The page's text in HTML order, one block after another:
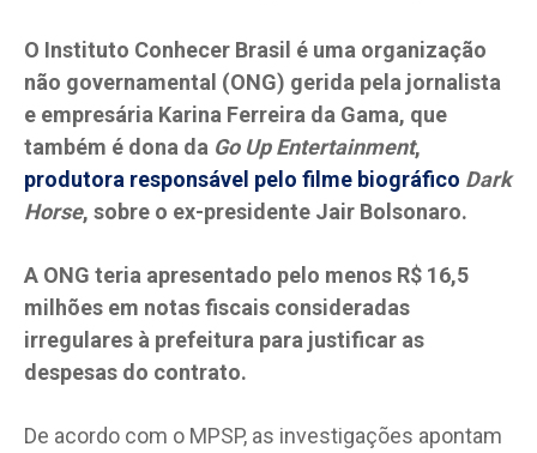
O Instituto Conhecer Brasil é uma organização
não governamental (ONG) gerida pela jornalista
e empresária Karina Ferreira da Gama, que
também é dona da Go Up Entertainment,
produtora responsável pelo filme biográfico Dark
Horse, sobre o ex-presidente Jair Bolsonaro.
A ONG teria apresentado pelo menos R$ 16,5
milhões em notas fiscais consideradas
irregulares à prefeitura para justificar as
despesas do contrato.
De acordo com o MPSP, as investigações apontam